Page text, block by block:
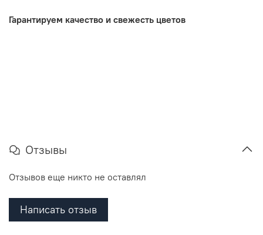
Гарантируем качество и свежесть цветов
Отзывы
Отзывов еще никто не оставлял
Написать отзыв